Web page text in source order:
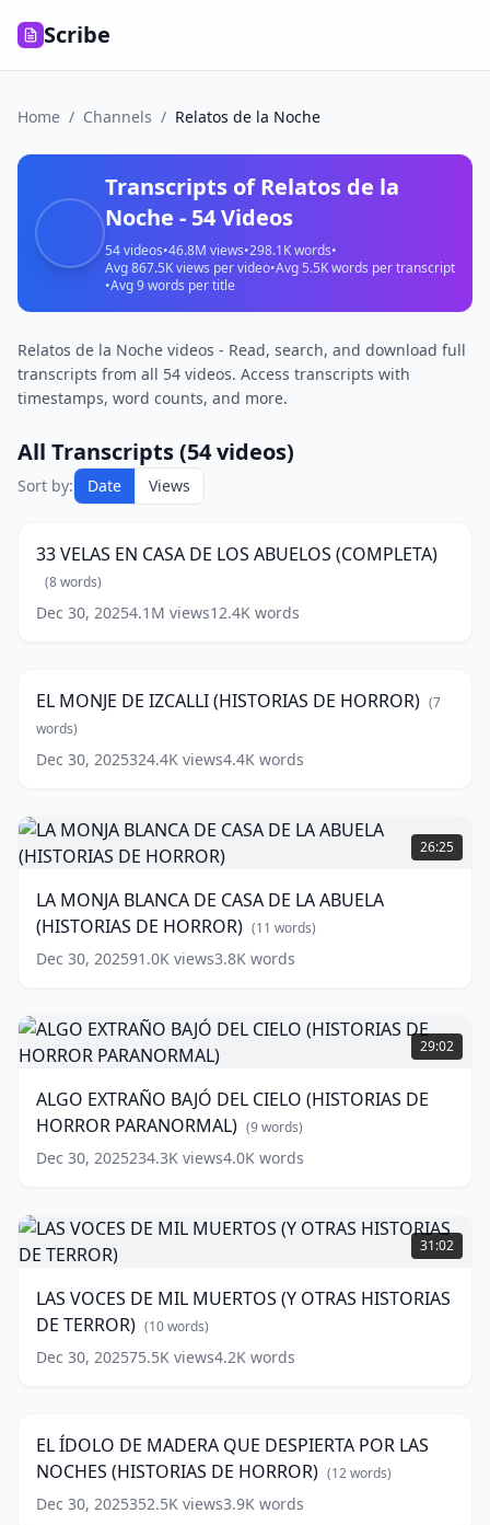
Scribe
Home / Channels / Relatos de la Noche
Transcripts ofRelatos de la
Noche - 54Videos
54videos•46.8M views•298.1Kwords•
Avg867.5Kviews per video•Avg5.5Kwords per transcript
•Avg9words per title
Relatos de la Noche videos - Read, search, and download full
transcripts from all 54 videos. Access transcripts with
timestamps, word counts, and more.
All Transcripts (54videos)
Sort by: Date Views
VELAS
DE
LOS
ABUELOS
(COMPLETA)
33 VELAS EN CASA DE LOS ABUELOS (COMPLETA)
(8words)
Dec 30, 20254.1M views12.4K words
EL
(HISTORIAS
DE
HORROR)
EL MONJE DE IZCALLI (HISTORIAS DE HORROR) (7
words)
Dec 30, 2025324.4K views4.4K words
LA
MONJA
BLANCA
CASA
DE
LA
ABUELA
DE
HORROR)
(11
26:25
LA MONJA BLANCA DE CASA DE LA ABUELA
(HISTORIAS DE HORROR) (11 words)
Dec 30, 202591.0K views3.8K words
ALGO
EXTRAÑO
BAJÓ
CIELO
(HISTORIAS
DE
HORROR
words)
29:02
ALGO EXTRAÑO BAJÓ DEL CIELO (HISTORIAS DE
HORROR PARANORMAL) (9words)
Dec 30, 2025234.3K views4.0K words
LAS
VOCES
DE
MUERTOS
(Y
OTRAS
HISTORIAS
(10
31:02
LAS VOCES DE MIL MUERTOS (Y OTRAS HISTORIAS
DE TERROR) (10words)
Dec 30, 202575.5K views4.2K words
EL
MADERA
QUE
DESPIERTA
POR
LAS
EL ÍDOLO DE MADERA QUE DESPIERTA POR LAS
NOCHES (HISTORIAS DE HORROR) (12words)
Dec 30, 2025352.5K views3.9K words